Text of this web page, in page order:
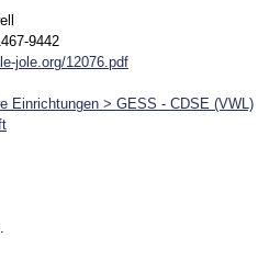
9442
jole.org/12076.pdf
Einrichtungen > GESS - CDSE (VWL)